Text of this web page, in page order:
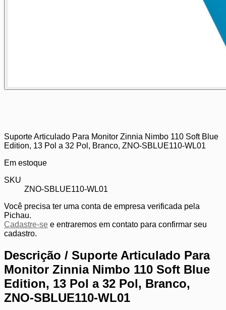
Suporte Articulado Para Monitor Zinnia Nimbo 110 Soft Blue
Edition, 13 Pol a 32 Pol, Branco, ZNO-SBLUE110-WL01
Em estoque
SKU
ZNO-SBLUE110-WL01
Você precisa ter uma conta de empresa verificada pela
Pichau.
Cadastre-se e entraremos em contato para confirmar seu
cadastro.
Descrição / Suporte Articulado Para
Monitor Zinnia Nimbo 110 Soft Blue
Edition, 13 Pol a 32 Pol, Branco,
ZNO-SBLUE110-WL01